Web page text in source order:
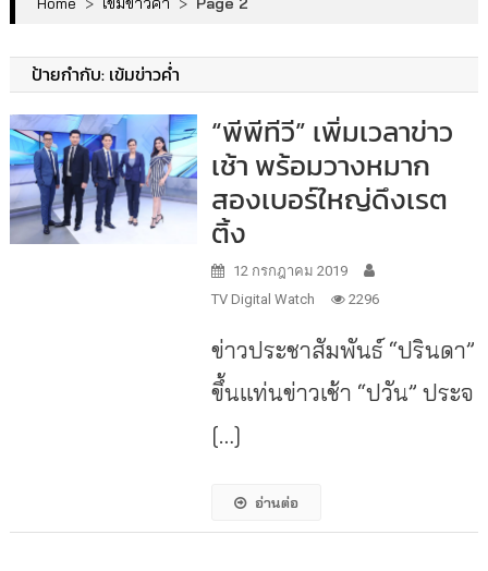
ป้ายกำกับ: เข้มข่าวค่ำ
“พีพีทีวี” เพิ่มเวลาข่าว
เช้า พร้อมวางหมาก
สองเบอร์ใหญ่ดึงเรต
ติ้ง
12 กรกฎาคม 2019
TV Digital Watch
2296
ข่าวประชาสัมพันธ์ “ปรินดา”
ขึ้นแท่นข่าวเช้า “ปวัน” ประจ
[…]
อ่านต่อ